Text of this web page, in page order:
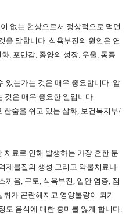
없는 현상으로서 정상적으로 먹던
을 말합니다. 식욕부진의 원인은 연
, 포만감, 종양의 성장, 우울, 통증
있는가는 것은 매우 중요합니다. 암
것은 매우 중요한 일입니다.
료로 인해 발생하는 가장 흔한 문
제물질의 생성 그리고 약물치료나
꺼움, 구토, 식욕부진, 입안 염증, 점
취가 곤란해지고 영양불량이 되기
도 음식에 대한 흥미를 잃게 합니다.